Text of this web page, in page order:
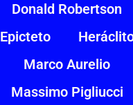
Donald Robertson
Epicteto
Marco Aurelio
Massimo Pigliucci